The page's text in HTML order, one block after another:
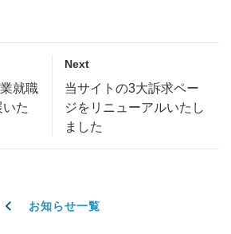
就職
た
Next
当サイトの3大訴求ペー
ジをリニューアルいたし
ました
お知らせ一覧